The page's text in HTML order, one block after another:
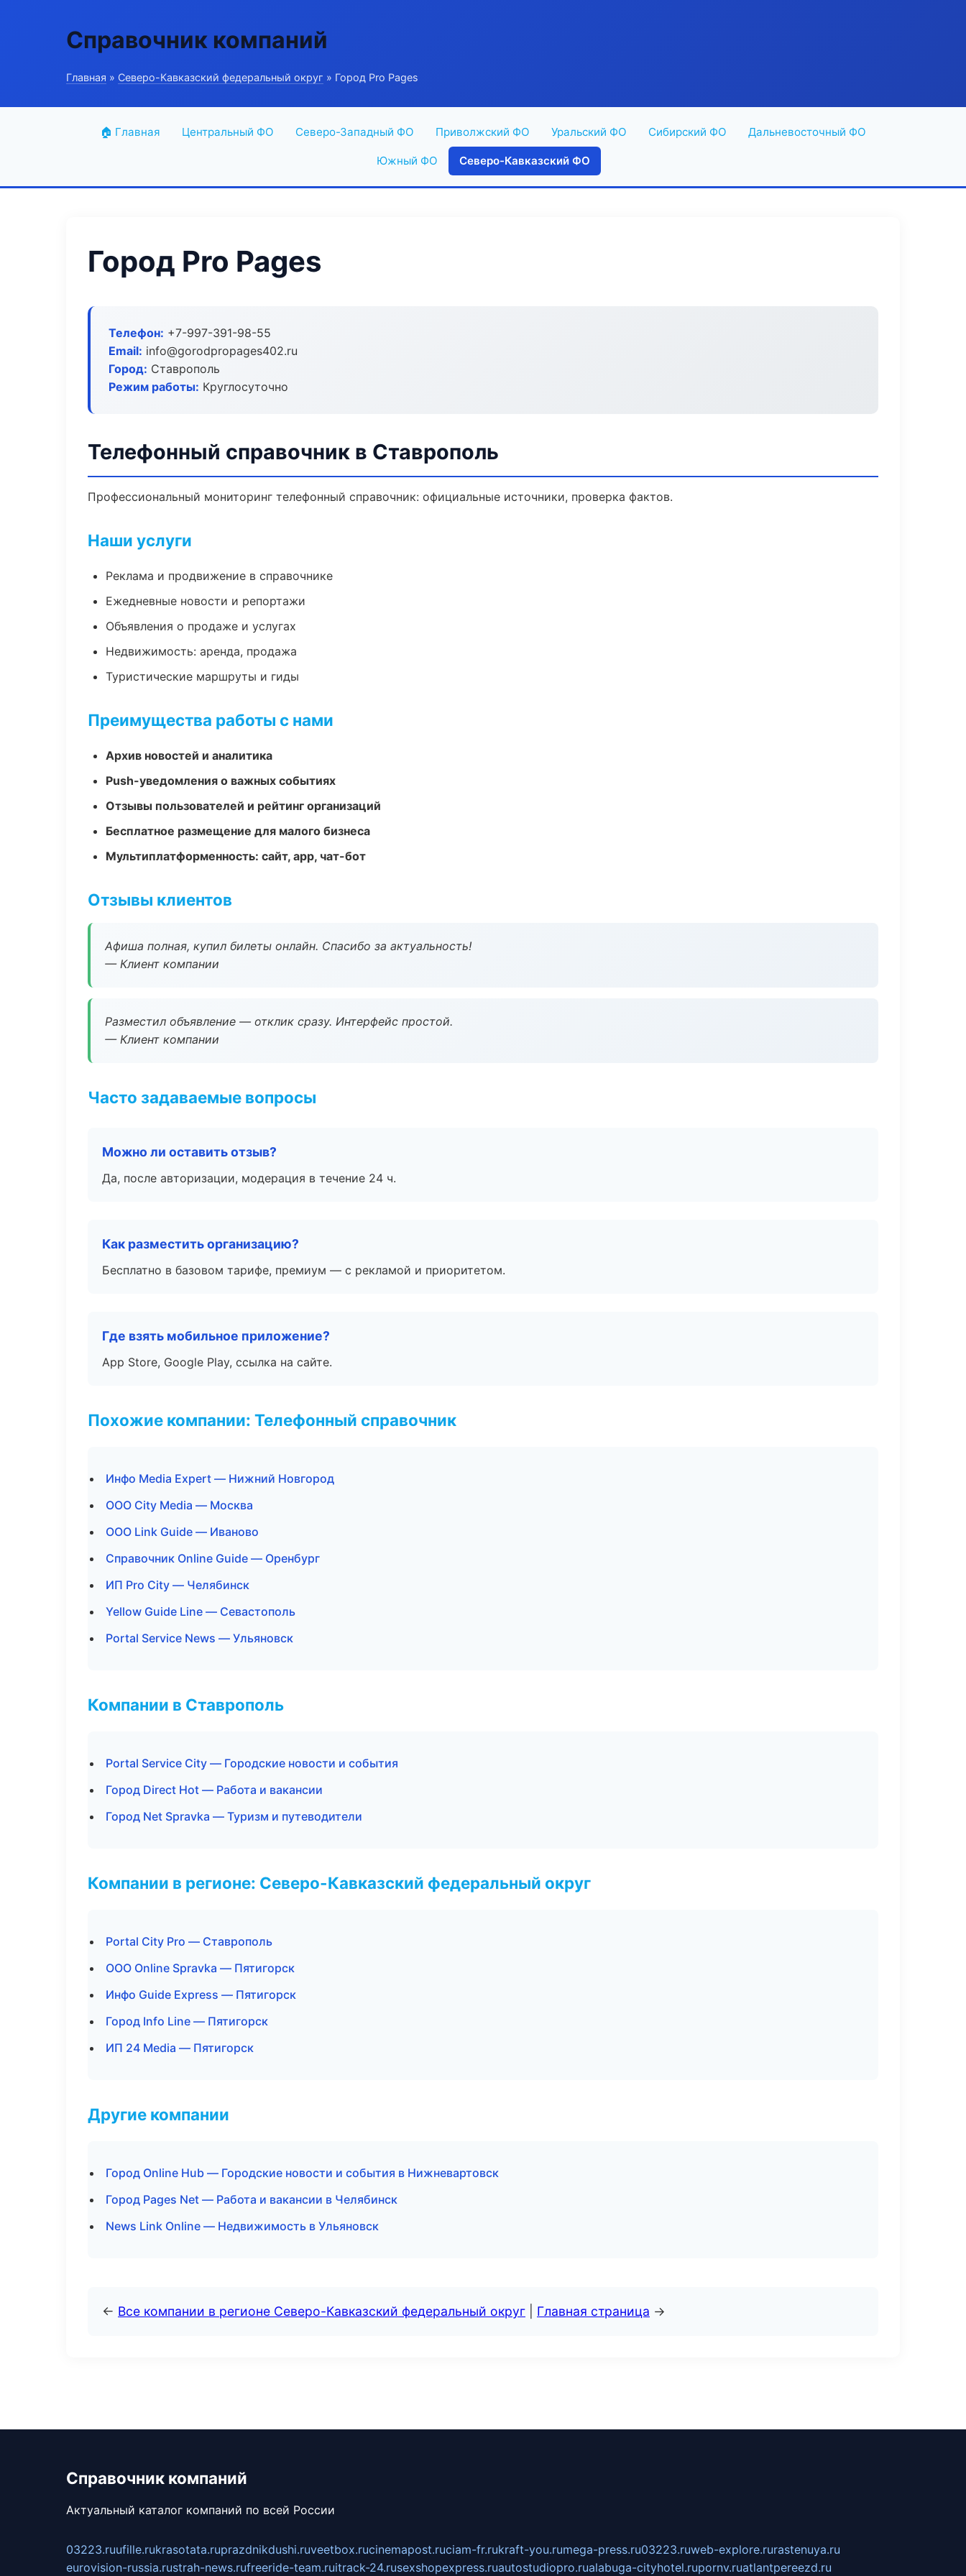
Справочник компаний
Главная » Северо-Кавказский федеральный округ » Город Pro Pages
🏠 Главная Центральный ФО Северо-Западный ФО Приволжский ФО Уральский ФО Сибирский ФО Дальневосточный ФО
Южный ФО Северо-Кавказский ФО
Город Pro Pages
Телефон: +7-997-391-98-55
Email: info@gorodpropages402.ru
Город: Ставрополь
Режим работы: Круглосуточно
Телефонный справочник в Ставрополь
Профессиональный мониторинг телефонный справочник: официальные источники, проверка фактов.
Наши услуги
Реклама и продвижение в справочнике
Ежедневные новости и репортажи
Объявления о продаже и услугах
Недвижимость: аренда, продажа
Туристические маршруты и гиды
Преимущества работы с нами
Архив новостей и аналитика
Push-уведомления о важных событиях
Отзывы пользователей и рейтинг организаций
Бесплатное размещение для малого бизнеса
Мультиплатформенность: сайт, app, чат-бот
Отзывы клиентов
Афиша полная, купил билеты онлайн. Спасибо за актуальность!
— Клиент компании
Разместил объявление — отклик сразу. Интерфейс простой.
— Клиент компании
Часто задаваемые вопросы
Можно ли оставить отзыв?
Да, после авторизации, модерация в течение 24 ч.
Как разместить организацию?
Бесплатно в базовом тарифе, премиум — с рекламой и приоритетом.
Где взять мобильное приложение?
App Store, Google Play, ссылка на сайте.
Похожие компании: Телефонный справочник
Инфо Media Expert — Нижний Новгород
ООО City Media — Москва
ООО Link Guide — Иваново
Справочник Online Guide — Оренбург
ИП Pro City — Челябинск
Yellow Guide Line — Севастополь
Portal Service News — Ульяновск
Компании в Ставрополь
Portal Service City — Городские новости и события
Город Direct Hot — Работа и вакансии
Город Net Spravka — Туризм и путеводители
Компании в регионе: Северо-Кавказский федеральный округ
Portal City Pro — Ставрополь
ООО Online Spravka — Пятигорск
Инфо Guide Express — Пятигорск
Город Info Line — Пятигорск
ИП 24 Media — Пятигорск
Другие компании
Город Online Hub — Городские новости и события в Нижневартовск
Город Pages Net — Работа и вакансии в Челябинск
News Link Online — Недвижимость в Ульяновск
← Все компании в регионе Северо-Кавказский федеральный округ Главная страница →
Справочник компаний
Актуальный каталог компаний по всей России
03223.ruufille.rukrasotata.ruprazdnikdushi.ruveetbox.rucinemapost.ruciam-fr.rukraft-you.rumega-press.ru03223.ruweb-explore.rurastenuya.ru
eurovision-russia.rustrah-news.rufreeride-team.ruitrack-24.rusexshopexpress.ruautostudiopro.rualabuga-cityhotel.rupornv.ruatlantpereezd.ru